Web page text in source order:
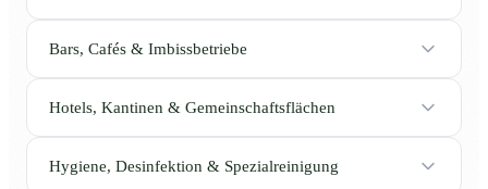
Bars, Cafés & Imbissbetriebe
Hotels, Kantinen & Gemeinschaftsflächen
Hygiene, Desinfektion & Spezialreinigung